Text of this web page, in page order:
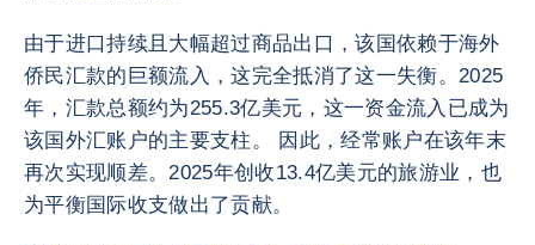
由于进口持续且大幅超过商品出口，该国依赖于海外
侨民汇款的巨额流入，这完全抵消了这一失衡。2025
年，汇款总额约为255.3亿美元，这一资金流入已成为
该国外汇账户的主要支柱。 因此，经常账户在该年末
再次实现顺差。2025年创收13.4亿美元的旅游业，也
为平衡国际收支做出了贡献。